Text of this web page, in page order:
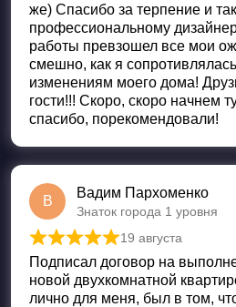
же) Спасибо за терпение и
профессиональному
работы превзошел все мои
смешно, как я
изменениям моего дома!
гости!!! Скоро, скоро начнем
спасибо, порекомендовали!
В
Вадим Пархоменко
Знаток города 1 уровня
Оценка5 из 5
19 августа
Подписал договор на
новой двухкомнатной
лично для меня, был в том,